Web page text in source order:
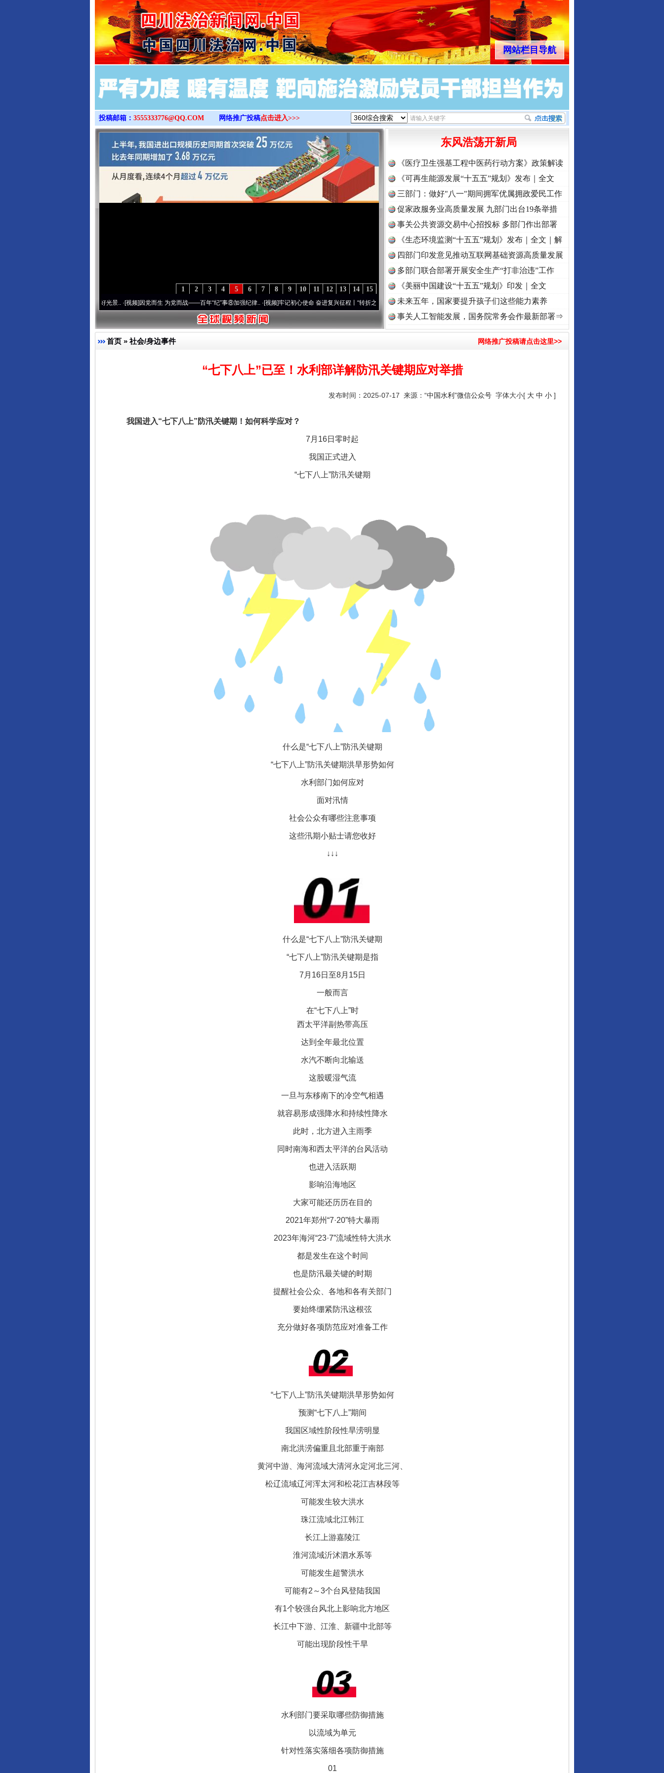
>
网站栏目导航
投稿邮箱： 3555333776@QQ.COM 网络推广投稿点击进入>>>
15
14
13
12
11
10
9
8
7
6
5
4
3
2
1
·[视频]因党而生 为党而战——百年“纪”事⑧加强纪律..·[视频]牢记初心使命 奋进复兴征程丨“转折之城”激荡.. ·[视频]牢记初心使命 奋进复兴征程丨红船起航处 潮起..·[视频]一首歌的时间，读懂乐至的“诗与远方”
东风浩荡开新局
《医疗卫生强基工程中医药行动方案》政策解读
《可再生能源发展“十五五”规划》发布｜全文
三部门：做好"八一"期间拥军优属拥政爱民工作
促家政服务业高质量发展 九部门出台19条举措
事关公共资源交易中心招投标 多部门作出部署
《生态环境监测“十五五”规划》发布｜全文｜解
读
四部门印发意见推动互联网基础资源高质量发展
多部门联合部署开展安全生产“打非治违”工作
《美丽中国建设“十五五”规划》印发｜全文
未来五年，国家要提升孩子们这些能力素养
事关人工智能发展，国务院常务会作最新部署⇒
首页 » 社会/身边事件 网络推广投稿请点击这里>>
“七下八上”已至！水利部详解防汛关键期应对举措
发布时间：2025-07-17 来源： “中国水利”微信公众号 字体大小[ 大 中 小 ]
我国进入“七下八上”防汛关键期！如何科学应对？
7月16日零时起
我国正式进入
“七下八上”防汛关键期
什么是“七下八上”防汛关键期
“七下八上”防汛关键期洪旱形势如何
水利部门如何应对
面对汛情
社会公众有哪些注意事项
这些汛期小贴士请您收好
↓↓↓
什么是“七下八上”防汛关键期
“七下八上”防汛关键期是指
7月16日至8月15日
一般而言
在“七下八上”时
西太平洋副热带高压
达到全年最北位置
水汽不断向北输送
这股暖湿气流
一旦与东移南下的冷空气相遇
就容易形成强降水和持续性降水
此时，北方进入主雨季
同时南海和西太平洋的台风活动
也进入活跃期
影响沿海地区
大家可能还历历在目的
2021年郑州“7·20”特大暴雨
2023年海河“23·7”流域性特大洪水
都是发生在这个时间
也是防汛最关键的时期
提醒社会公众、各地和各有关部门
要始终绷紧防汛这根弦
充分做好各项防范应对准备工作
“七下八上”防汛关键期洪旱形势如何
预测“七下八上”期间
我国区域性阶段性旱涝明显
南北洪涝偏重且北部重于南部
黄河中游、海河流域大清河永定河北三河、
松辽流域辽河浑太河和松花江吉林段等
可能发生较大洪水
珠江流域北江韩江
长江上游嘉陵江
淮河流域沂沭泗水系等
可能发生超警洪水
可能有2～3个台风登陆我国
有1个较强台风北上影响北方地区
长江中下游、江淮、新疆中北部等
可能出现阶段性干旱
水利部门要采取哪些防御措施
以流域为单元
针对性落实落细各项防御措施
01